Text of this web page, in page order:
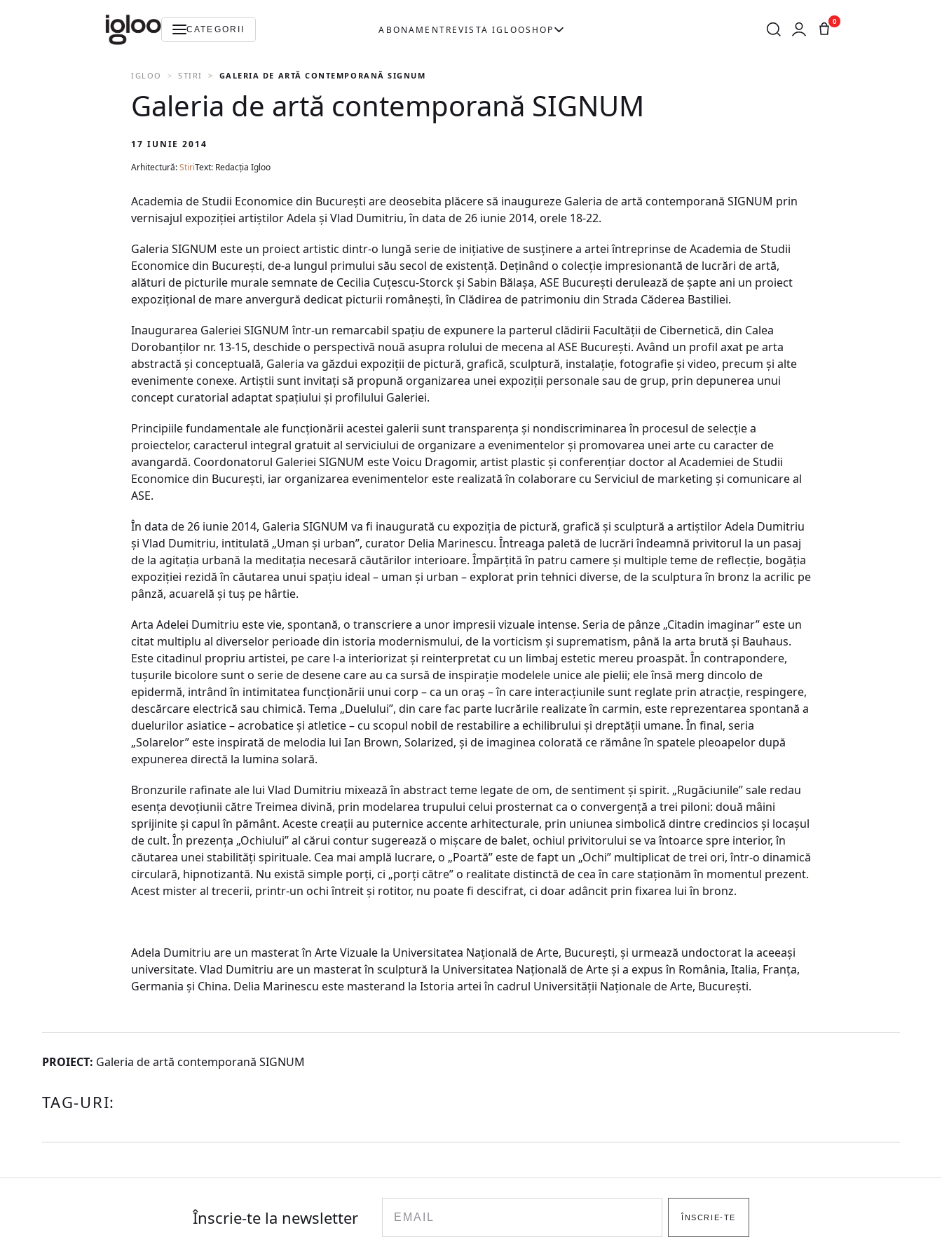
CATEGORII ABONAMENTREVISTA IGLOOSHOP
0
IGLOO STIRI GALERIA DE ARTĂ CONTEMPORANĂ SIGNUM
Galeria de artă contemporană SIGNUM
17 IUNIE 2014
Arhitectură:StiriText: Redacția Igloo
Academia de Studii Economice din București are deosebita plăcere să inaugureze Galeria de artă contemporană SIGNUM prin
vernisajul expoziției artiștilor Adela și Vlad Dumitriu, în data de 26 iunie 2014, orele 18-22.
Galeria SIGNUM este un proiect artistic dintr-o lungă serie de inițiative de susținere a artei întreprinse de Academia de Studii
Economice din București, de-a lungul primului său secol de existență. Deținând o colecție impresionantă de lucrări de artă,
alături de picturile murale semnate de Cecilia Cuțescu-Storck și Sabin Bălașa, ASE București derulează de șapte ani un proiect
expozițional de mare anvergură dedicat picturii românești, în Clădirea de patrimoniu din Strada Căderea Bastiliei.
Inaugurarea Galeriei SIGNUM într-un remarcabil spațiu de expunere la parterul clădirii Facultății de Cibernetică, din Calea
Dorobanților nr. 13-15, deschide o perspectivă nouă asupra rolului de mecena al ASE București. Având un profil axat pe arta
abstractă și conceptuală, Galeria va găzdui expoziții de pictură, grafică, sculptură, instalație, fotografie și video, precum și alte
evenimente conexe. Artiștii sunt invitați să propună organizarea unei expoziții personale sau de grup, prin depunerea unui
concept curatorial adaptat spațiului și profilului Galeriei.
Principiile fundamentale ale funcționării acestei galerii sunt transparența și nondiscriminarea în procesul de selecție a
proiectelor, caracterul integral gratuit al serviciului de organizare a evenimentelor și promovarea unei arte cu caracter de
avangardă. Coordonatorul Galeriei SIGNUM este Voicu Dragomir, artist plastic și conferențiar doctor al Academiei de Studii
Economice din București, iar organizarea evenimentelor este realizată în colaborare cu Serviciul de marketing și comunicare al
ASE.
În data de 26 iunie 2014, Galeria SIGNUM va fi inaugurată cu expoziția de pictură, grafică și sculptură a artiștilor Adela Dumitriu
și Vlad Dumitriu, intitulată „Uman și urban”, curator Delia Marinescu. Întreaga paletă de lucrări îndeamnă privitorul la un pasaj
de la agitația urbană la meditația necesară căutărilor interioare. Împărțită în patru camere și multiple teme de reflecție, bogăția
expoziției rezidă în căutarea unui spațiu ideal – uman și urban – explorat prin tehnici diverse, de la sculptura în bronz la acrilic pe
pânză, acuarelă și tuș pe hârtie.
Arta Adelei Dumitriu este vie, spontană, o transcriere a unor impresii vizuale intense. Seria de pânze „Citadin imaginar” este un
citat multiplu al diverselor perioade din istoria modernismului, de la vorticism și suprematism, până la arta brută și Bauhaus.
Este citadinul propriu artistei, pe care l-a interiorizat și reinterpretat cu un limbaj estetic mereu proaspăt. În contrapondere,
tușurile bicolore sunt o serie de desene care au ca sursă de inspirație modelele unice ale pielii; ele însă merg dincolo de
epidermă, intrând în intimitatea funcționării unui corp – ca un oraș – în care interacțiunile sunt reglate prin atracție, respingere,
descărcare electrică sau chimică. Tema „Duelului”, din care fac parte lucrările realizate în carmin, este reprezentarea spontană a
duelurilor asiatice – acrobatice și atletice – cu scopul nobil de restabilire a echilibrului și dreptății umane. În final, seria
„Solarelor” este inspirată de melodia lui Ian Brown, Solarized, și de imaginea colorată ce rămâne în spatele pleoapelor după
expunerea directă la lumina solară.
Bronzurile rafinate ale lui Vlad Dumitriu mixează în abstract teme legate de om, de sentiment și spirit. „Rugăciunile” sale redau
esența devoțiunii către Treimea divină, prin modelarea trupului celui prosternat ca o convergență a trei piloni: două mâini
sprijinite și capul în pământ. Aceste creații au puternice accente arhitecturale, prin uniunea simbolică dintre credincios și locașul
de cult. În prezența „Ochiului” al cărui contur sugerează o mișcare de balet, ochiul privitorului se va întoarce spre interior, în
căutarea unei stabilități spirituale. Cea mai amplă lucrare, o „Poartă” este de fapt un „Ochi” multiplicat de trei ori, într-o dinamică
circulară, hipnotizantă. Nu există simple porți, ci „porți către” o realitate distinctă de cea în care staționăm în momentul prezent.
Acest mister al trecerii, printr-un ochi întreit și rotitor, nu poate fi descifrat, ci doar adâncit prin fixarea lui în bronz.
Adela Dumitriu are un masterat în Arte Vizuale la Universitatea Națională de Arte, București, și urmează undoctorat la aceeași
universitate. Vlad Dumitriu are un masterat în sculptură la Universitatea Națională de Arte și a expus în România, Italia, Franța,
Germania și China. Delia Marinescu este masterand la Istoria artei în cadrul Universității Naționale de Arte, București.
PROIECT: Galeria de artă contemporană SIGNUM
TAG-URI:
Înscrie-te la newsletter ÎNSCRIE-TE